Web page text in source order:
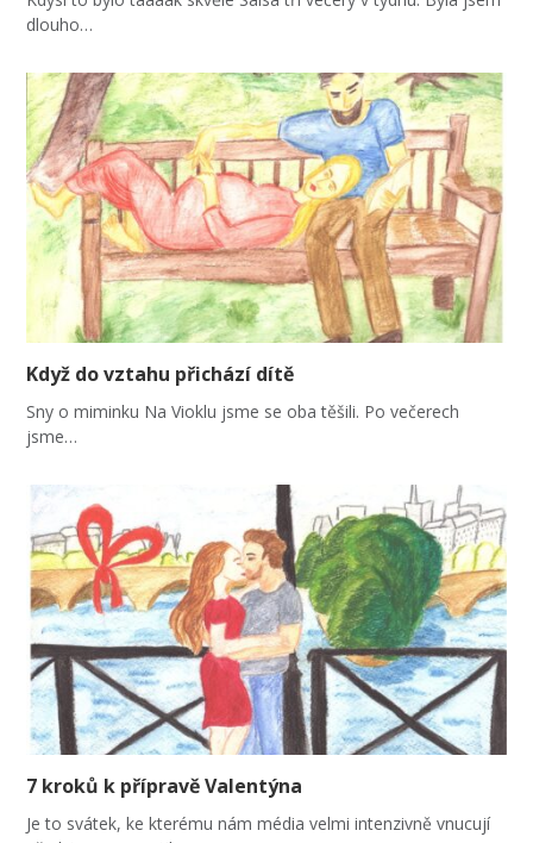
dlouho…
Když do vztahu přichází dítě
Sny o miminku Na Vioklu jsme se oba těšili. Po večerech
jsme…
7 kroků k přípravě Valentýna
Je to svátek, ke kterému nám média velmi intenzivně vnucují